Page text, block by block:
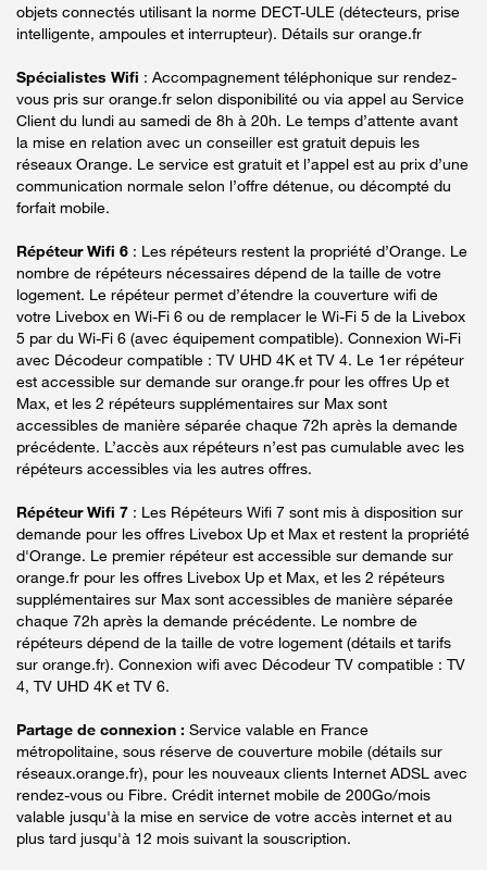
objets connectés utilisant la norme DECT-ULE (détecteurs, prise
intelligente, ampoules et interrupteur). Détails sur orange.fr
Spécialistes Wifi : Accompagnement téléphonique sur rendez-
vous pris sur orange.fr selon disponibilité ou via appel au Service
Client du lundi au samedi de 8h à 20h. Le temps d’attente avant
la mise en relation avec un conseiller est gratuit depuis les
réseaux Orange. Le service est gratuit et l’appel est au prix d’une
communication normale selon l’offre détenue, ou décompté du
forfait mobile.
Répéteur Wifi 6 : Les répéteurs restent la propriété d’Orange. Le
nombre de répéteurs nécessaires dépend de la taille de votre
logement. Le répéteur permet d’étendre la couverture wifi de
votre Livebox en Wi-Fi 6 ou de remplacer le Wi-Fi 5 de la Livebox
5 par du Wi-Fi 6 (avec équipement compatible). Connexion Wi-Fi
avec Décodeur compatible : TV UHD 4K et TV 4. Le 1er répéteur
est accessible sur demande sur orange.fr pour les offres Up et
Max, et les 2 répéteurs supplémentaires sur Max sont
accessibles de manière séparée chaque 72h après la demande
précédente. L’accès aux répéteurs n’est pas cumulable avec les
répéteurs accessibles via les autres offres.
Répéteur Wifi 7 : Les Répéteurs Wifi 7 sont mis à disposition sur
demande pour les offres Livebox Up et Max et restent la propriété
d'Orange. Le premier répéteur est accessible sur demande sur
orange.fr pour les offres Livebox Up et Max, et les 2 répéteurs
supplémentaires sur Max sont accessibles de manière séparée
chaque 72h après la demande précédente. Le nombre de
répéteurs dépend de la taille de votre logement (détails et tarifs
sur orange.fr). Connexion wifi avec Décodeur TV compatible : TV
4, TV UHD 4K et TV 6.
Partage de connexion : Service valable en France
métropolitaine, sous réserve de couverture mobile (détails sur
réseaux.orange.fr), pour les nouveaux clients Internet ADSL avec
rendez-vous ou Fibre. Crédit internet mobile de 200Go/mois
valable jusqu'à la mise en service de votre accès internet et au
plus tard jusqu'à 12 mois suivant la souscription.